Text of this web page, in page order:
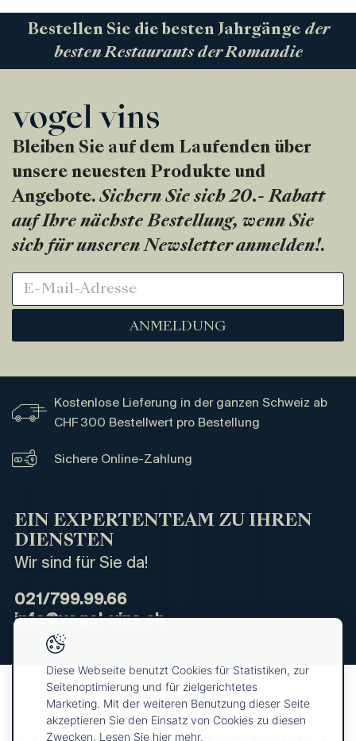
Bestellen Sie die besten Jahrgänge der
besten Restaurants der Romandie
Bleiben Sie auf dem Laufenden über
unsere neuesten Produkte und
Angebote. Sichern Sie sich 20.- Rabatt
auf Ihre nächste Bestellung, wenn Sie
sich für unseren Newsletter anmelden!.
ANMELDUNG
Kostenlose Lieferung in der ganzen Schweiz ab
CHF 300 Bestellwert pro Bestellung
Sichere Online-Zahlung
EIN EXPERTENTEAM ZU IHREN
DIENSTEN
Wir sind für Sie da!
021/799.99.66
info@vogel-vins.ch
Diese Webseite benutzt Cookies für Statistiken, zur
Seitenoptimierung und für zielgerichtetes
Marketing. Mit der weiteren Benutzung dieser Seite
akzeptieren Sie den Einsatz von Cookies zu diesen
Zwecken. Lesen Sie hier mehr.